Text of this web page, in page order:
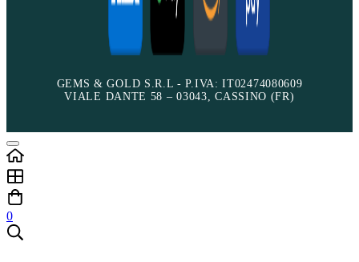
GEMS & GOLD S.R.L - P.IVA: IT02474080609
VIALE DANTE 58 – 03043, CASSINO (FR)
0